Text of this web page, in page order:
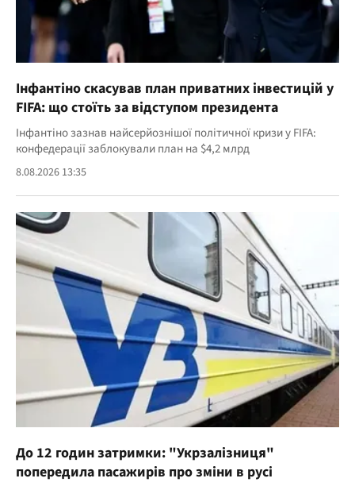
Інфантіно скасував план приватних інвестицій у
FIFA: що стоїть за відступом президента
Інфантіно зазнав найсерйознішої політичної кризи у FIFA:
конфедерації заблокували план на $4,2 млрд
8.08.2026 13:35
До 12 годин затримки: "Укрзалізниця"
попередила пасажирів про зміни в русі